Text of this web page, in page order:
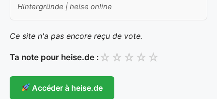
Hintergründe | heise online
Ce site n'a pas encore reçu de vote.
Ta note pour heise.de : ☆ ☆ ☆ ☆ ☆
Accéder à heise.de